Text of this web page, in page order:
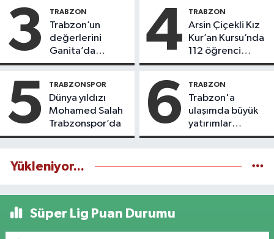
3 TRABZON
Trabzon’un
değerlerini
Ganita’da
yaşatıyoruz
4 TRABZON
Arsin Çiçekli Kız
Kur’an Kursu’nda
112 öğrenci
icazet aldı
5 TRABZONSPOR
Dünya yıldızı
Mohamed Salah
Trabzonspor’da
6 TRABZON
Trabzon'a
ulaşımda büyük
yatırımlar
yapılıyor
Yükleniyor...
Süper Lig Puan Durumu